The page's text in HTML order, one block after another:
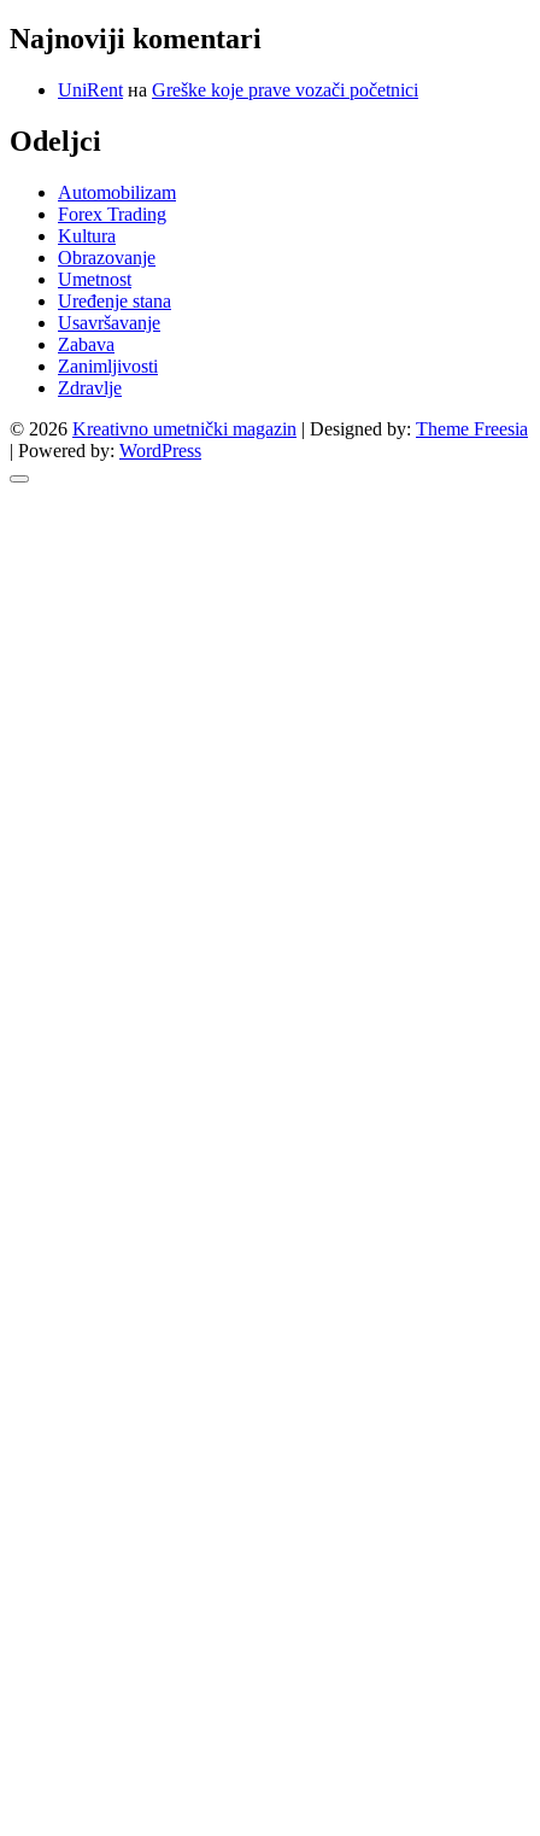
Najnoviji komentari
UniRent на Greške koje prave vozači početnici
Odeljci
Automobilizam
Forex Trading
Kultura
Obrazovanje
Umetnost
Uređenje stana
Usavršavanje
Zabava
Zanimljivosti
Zdravlje
© 2026 Kreativno umetnički magazin | Designed by: Theme Freesia
| Powered by: WordPress